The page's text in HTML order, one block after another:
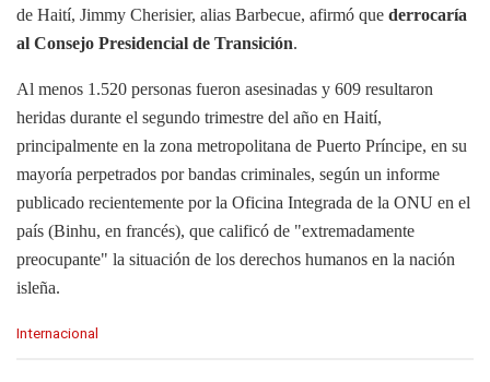
de Haití, Jimmy Cherisier, alias Barbecue, afirmó que derrocaría
al Consejo Presidencial de Transición.
Al menos 1.520 personas fueron asesinadas y 609 resultaron
heridas durante el segundo trimestre del año en Haití,
principalmente en la zona metropolitana de Puerto Príncipe, en su
mayoría perpetrados por bandas criminales, según un informe
publicado recientemente por la Oficina Integrada de la ONU en el
país (Binhu, en francés), que calificó de "extremadamente
preocupante" la situación de los derechos humanos en la nación
isleña.
C
Internacional